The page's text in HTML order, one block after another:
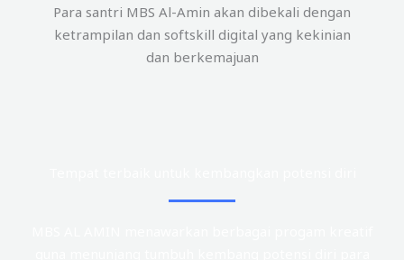
Para santri MBS Al-Amin akan dibekali dengan
ketrampilan dan softskill digital yang kekinian
dan berkemajuan